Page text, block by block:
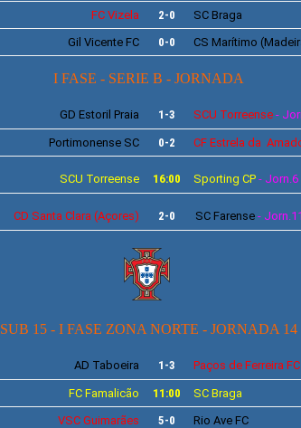
FC Vizela 2-0
SC Braga
Gil Vicente FC 0-0 CS Marítimo
I FASE - SERIE B - JORNADA
GD Estoril Praia 1-3 SCU Torreense -
Portimonense SC 0-2 CF Estrela da
SCU Torreense 16:00 Sporting CP - Jorn.6
CD Santa Clara (Açores) 2-0 SC Farense - Jorn.11
SUB 15 - I FASE ZONA NORTE - JORNADA 14
AD Taboeira 1-3 Paços de Ferreira FC
FC Famalicão 11:00 SC Braga
VSC Guimarães 5-0 Rio Ave FC